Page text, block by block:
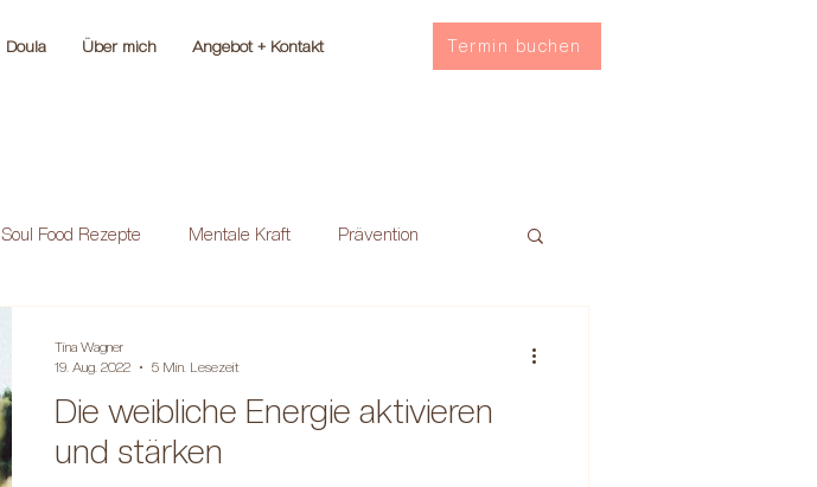
Doula Über mich Angebot + Kontakt Termin buchen
Soul Food Rezepte Mentale Kraft Prävention
Die weibliche Energie aktivieren
und stärken
Tina Wagner
19. Aug. 2022
5 Min. Lesezeit